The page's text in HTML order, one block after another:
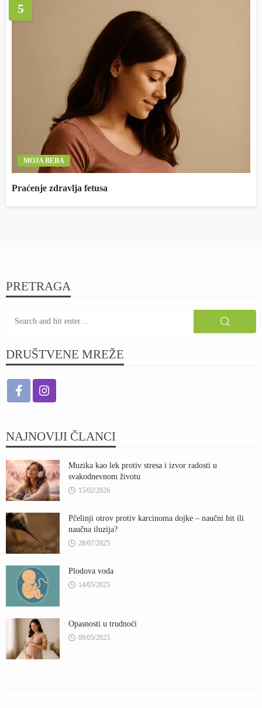
5
MOJA BEBA
Praćenje zdravlja fetusa
PRETRAGA
DRUŠTVENE MREŽE
NAJNOVIJI ČLANCI
Muzika kao lek protiv stresa i izvor radosti u
svakodnevnom životu
15/02/2026
Pčelinji otrov protiv karcinoma dojke – naučni hit ili
naučna iluzija?
28/07/2025
Plodova voda
14/05/2025
Opasnosti u trudnoći
09/05/2025